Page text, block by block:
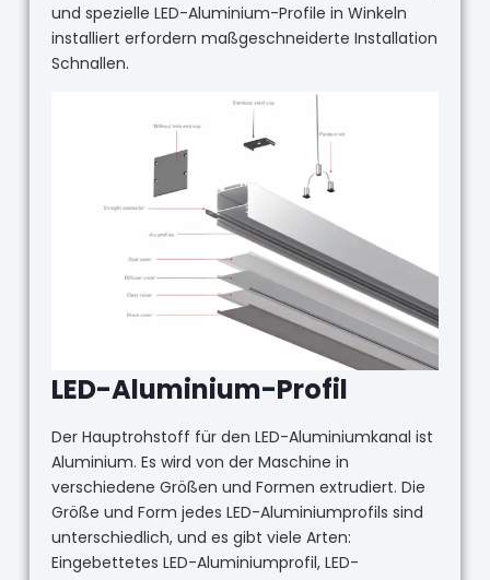
und spezielle LED-Aluminium-Profile in Winkeln
installiert erfordern maßgeschneiderte Installation
Schnallen.
LED-Aluminium-Profil
Der Hauptrohstoff für den LED-Aluminiumkanal ist
Aluminium. Es wird von der Maschine in
verschiedene Größen und Formen extrudiert. Die
Größe und Form jedes LED-Aluminiumprofils sind
unterschiedlich, und es gibt viele Arten:
Eingebettetes LED-Aluminiumprofil, LED-